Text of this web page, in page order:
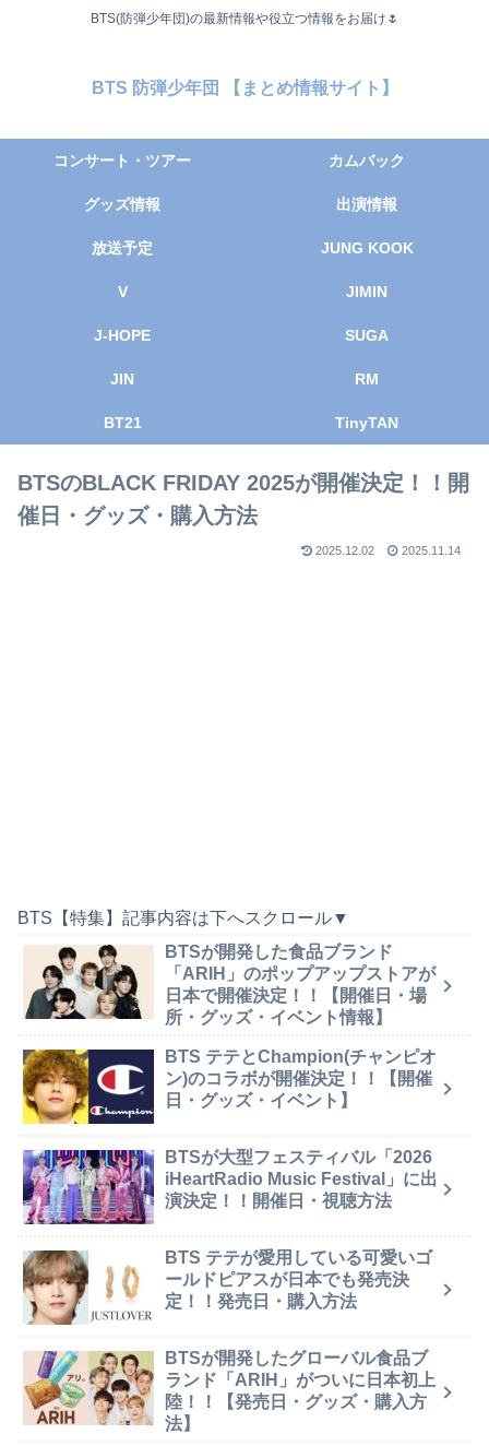
BTS(防弾少年団)の最新情報や役立つ情報をお届け🌷
BTS 防弾少年団 【まとめ情報サイト】
コンサート・ツアー カムバック
グッズ情報 出演情報
放送予定 JUNG KOOK
V JIMIN
J-HOPE SUGA
JIN RM
BT21 TinyTAN
BTSのBLACK FRIDAY 2025が開催決定！！開
催日・グッズ・購入方法
2025.12.02 2025.11.14
BTS【特集】記事内容は下へスクロール▼
BTSが開発した食品ブランド
「ARIH」のポップアップストアが
日本で開催決定！！【開催日・場
所・グッズ・イベント情報】
BTS テテとChampion(チャンピオ
ン)のコラボが開催決定！！【開催
日・グッズ・イベント】
BTSが大型フェスティバル「2026
iHeartRadio Music Festival」に出
演決定！！開催日・視聴方法
BTS テテが愛用している可愛いゴ
ールドピアスが日本でも発売決
定！！発売日・購入方法
BTSが開発したグローバル食品ブ
ランド「ARIH」がついに日本初上
陸！！【発売日・グッズ・購入方
法】